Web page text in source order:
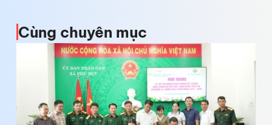
Cùng chuyên mục